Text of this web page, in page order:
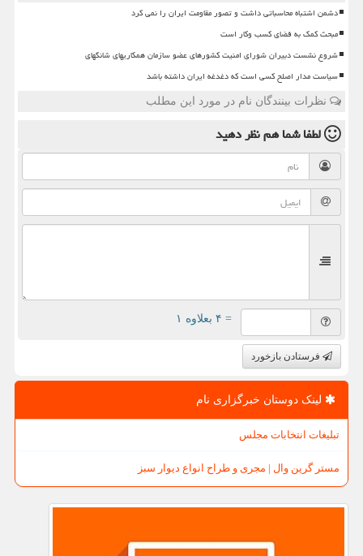
دشمن اشتباه محاسباتی داشت و تصور مقاومت ایران را نمی کرد
مبحث کمک به فضای کسب وکار است
شروع نشست دبیران شورای امنیت کشورهای عضو سازمان همکاریهای شانگهای
سیاست مدار اصلح کسی است که دغدغه ایران داشته باشد
نظرات بینندگان نام در مورد این مطلب
لطفا شما همنظر دهید
= ۴ بعلاوه ۱
فرستادن بازخورد
لینک دوستان خبرگزاری نام
تبلیغات انتخابات مجلس
مستر گرین وال | مجری و طراح انواع دیوار سبز